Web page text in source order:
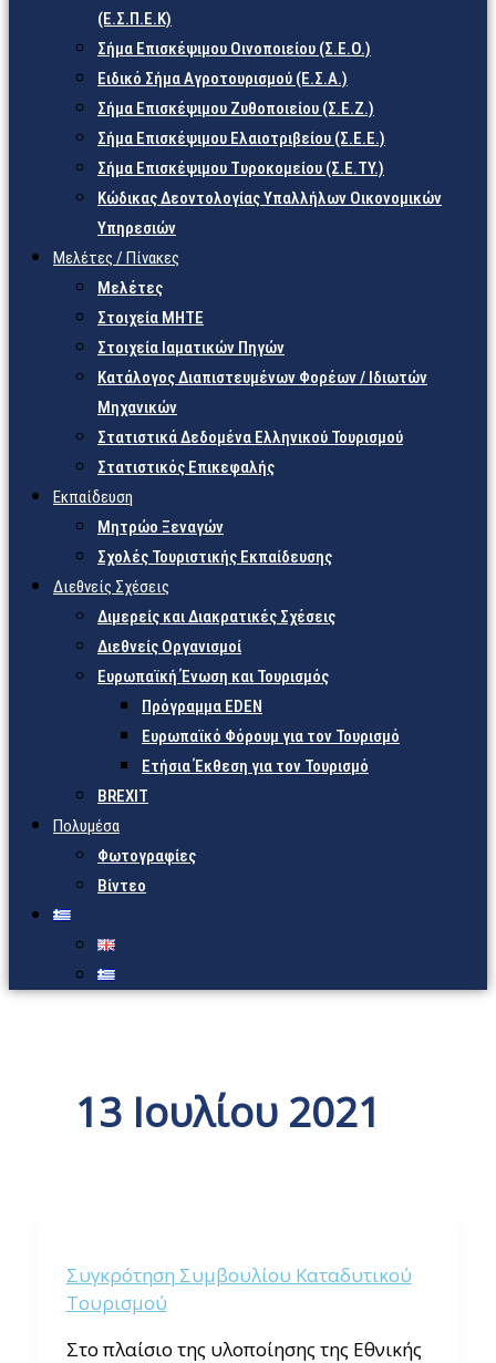
(Ε.Σ.Π.Ε.Κ)
Σήμα Επισκέψιμου Οινοποιείου (Σ.Ε.Ο.)
Ειδικό Σήμα Αγροτουρισμού (Ε.Σ.Α.)
Σήμα Επισκέψιμου Ζυθοποιείου (Σ.Ε.Ζ.)
Σήμα Επισκέψιμου Ελαιοτριβείου (Σ.Ε.Ε.)
Σήμα Επισκέψιμου Τυροκομείου (Σ.Ε.TY.)
Κώδικας Δεοντολογίας Υπαλλήλων Οικονομικών
Υπηρεσιών
Μελέτες / Πίνακες
Μελέτες
Στοιχεία ΜΗΤΕ
Στοιχεία Ιαματικών Πηγών
Κατάλογος Διαπιστευμένων Φορέων / Ιδιωτών
Μηχανικών
Στατιστικά Δεδομένα Ελληνικού Τουρισμού
Στατιστικός Επικεφαλής
Εκπαίδευση
Μητρώο Ξεναγών
Σχολές Τουριστικής Εκπαίδευσης
Διεθνείς Σχέσεις
Διμερείς και Διακρατικές Σχέσεις
Διεθνείς Οργανισμοί
Ευρωπαϊκή Ένωση και Τουρισμός
Πρόγραμμα EDEN
Ευρωπαϊκό Φόρουμ για τον Τουρισμό
Ετήσια Έκθεση για τον Τουρισμό
BREXIT
Πολυμέσα
Φωτογραφίες
Βίντεο
13 Ιουλίου 2021
Συγκρότηση Συμβουλίου Καταδυτικού
Τουρισμού
Στο πλαίσιο της υλοποίησης της Εθνικής